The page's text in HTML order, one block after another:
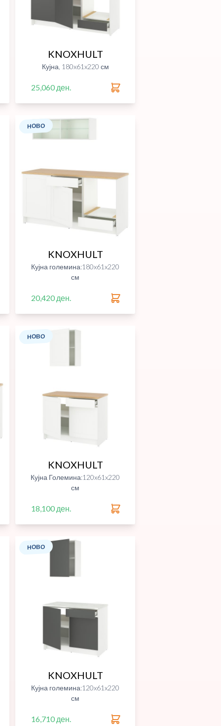
KNOXHULT
Кујна, 180x61x220 см
25,060 ден.
НОВО
KNOXHULT
Кујна големина:180x61x220
см
20,420 ден.
НОВО
KNOXHULT
Кујна Големина:120x61x220
см
18,100 ден.
НОВО
KNOXHULT
Кујна големина:120x61x220
см
16,710 ден.